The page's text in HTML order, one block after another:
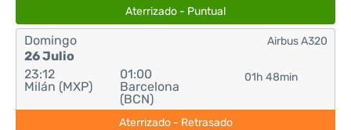
Aterrizado - Puntual
Domingo
26 Julio
23:12
Milán (MXP)
01:00
Barcelona
(BCN)
01h 48min
Airbus A320
Aterrizado - Retrasado